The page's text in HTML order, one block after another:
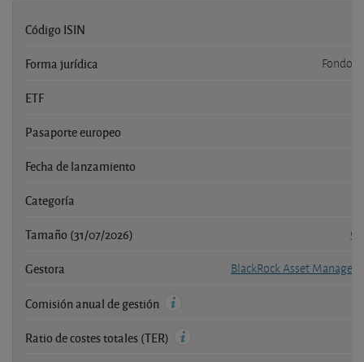
Código ISIN
Forma jurídica Fondo
ETF
Pasaporte europeo
Fecha de lanzamiento
Categoría
Tamaño (31/07/2026)
Gestora BlackRock Asset
Comisión anual de gestión
Ratio de costes totales (TER)